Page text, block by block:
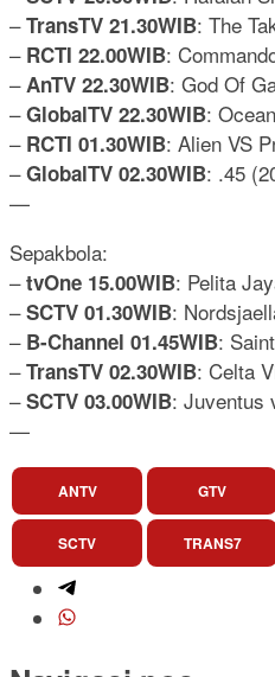
–TransTV 21.30WIB: The
– RCTI 22.00WIB:
–AnTV 22.30WIB: God Of
–GlobalTV 22.30WIB:
– RCTI 01.30WIB: Alien VS
–GlobalTV 02.30WIB: .45
—
Sepakbola:
–tvOne 15.00WIB: Pelita
–SCTV 01.30WIB:
– B-Channel 01.45WIB:
–TransTV 02.30WIB: Celta
–SCTV 03.00WIB: Juventus
—
ANTV GTV
SCTV TRANS7